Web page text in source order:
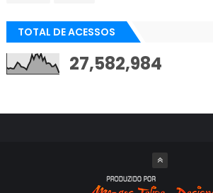
TOTAL DE ACESSOS
27,582,984